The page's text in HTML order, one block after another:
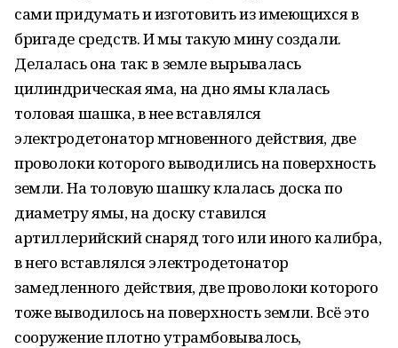
сами придумать и изготовить из имеющихся в
бригаде средств. И мы такую мину создали.
Делалась она так: в земле вырывалась
цилиндрическая яма, на дно ямы клалась
толовая шашка, в нее вставлялся
электродетонатор мгновенного действия, две
проволоки которого выводились на поверхность
земли. На толовую шашку клалась доска по
диаметру ямы, на доску ставился
артиллерийский снаряд того или иного калибра,
в него вставлялся электродетонатор
замедленного действия, две проволоки которого
тоже выводилось на поверхность земли. Всё это
сооружение плотно утрамбовывалось,